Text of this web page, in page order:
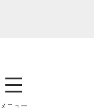
メニュー